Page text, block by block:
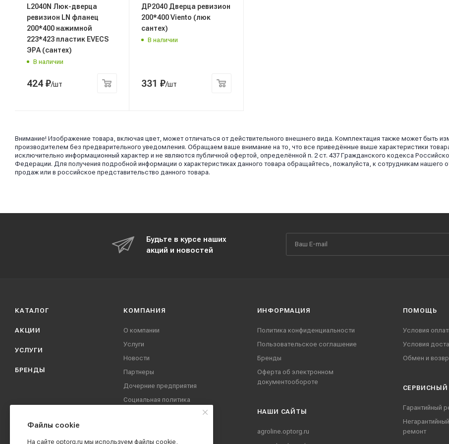
L2040N Люк-дверца
ревизион LN фланец
200*400 нажимной
223*423 пластик EVECS
ЭРА (сантех)
В наличии
424 ₽/шт
ДР2040 Дверца ревизион
200*400 Viento (люк
сантех)
В наличии
331 ₽/шт
Внимание! Изображение товара, включая цвет, может отличаться от действительного внешнего вида. Комплектация также может быть
производителем без предварительного уведомления. Обращаем ваше внимание на то, что все приведённые выше характеристики
исключительно информационный характер и не являются публичной офертой, определённой п. 2 ст. 437 Гражданского кодекса
Федерации. Для получения подробной информации о характеристиках данного товара обращайтесь, пожалуйста, к сотрудникам нашего
продаж или в российское представительство данного товара.
Будьте в курсе наших
акций и новостей
КАТАЛОГ
АКЦИИ
УСЛУГИ
БРЕНДЫ
КОМПАНИЯ
О компании
Услуги
Новости
Партнеры
Дочерние предприятия
Социальная политика
Вакансии
ИНФОРМАЦИЯ
Политика конфиденциальности
Пользовательское соглашение
Бренды
Оферта об электронном
документообороте
НАШИ CАЙТЫ
agroline.optorg.ru
ПОМОЩЬ
Условия
Условия
Обмен и
СЕРВИСНЫЙ
Гарантийный
ремонт
Файлы cookie
На сайте optorg.ru мы используем файлы cookie,